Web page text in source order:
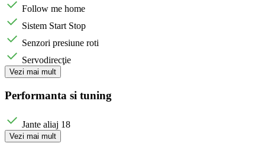
Follow me home
Sistem Start Stop
Senzori presiune roti
Servodirecţie
Vezi mai mult
Performanta si tuning
Jante aliaj 18
Vezi mai mult